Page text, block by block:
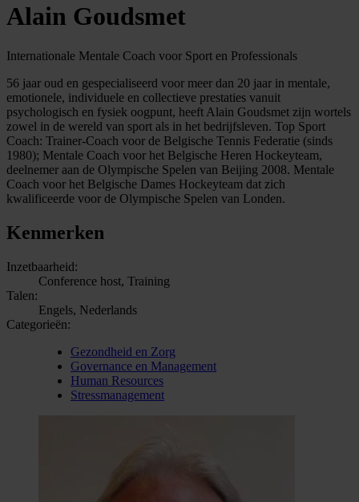
Alain Goudsmet
Internationale Mentale Coach voor Sport en Professionals
56 jaar oud en gespecialiseerd voor meer dan 20 jaar in mentale,
emotionele, individuele en collectieve prestaties vanuit
psychologisch en fysiek oogpunt, heeft Alain Goudsmet zijn wortels
zowel in de wereld van sport als in het bedrijfsleven. Top Sport
Coach: Trainer-Coach voor de Belgische Tennis Federatie (sinds
1980); Mentale Coach voor het Belgische Heren Hockeyteam,
deelnemer aan de Olympische Spelen van Beijing 2008. Mentale
Coach voor het Belgische Dames Hockeyteam dat zich
kwalificeerde voor de Olympische Spelen van Londen.
Kenmerken
Inzetbaarheid:
Conference host, Training
Talen:
Engels, Nederlands
Categorieën:
Gezondheid en Zorg
Governance en Management
Human Resources
Stressmanagement